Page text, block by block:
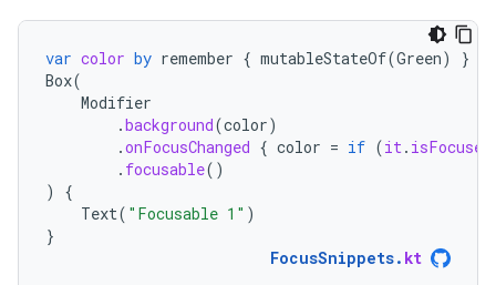
var color by remember { mutableStateOf(Green)
}
Box(
Modifier
.background(color)
.onFocusChanged { color = if (it. isFocused
. focusable()
)
{
Text( "Focusable 1" )
}
FocusSnippets. kt